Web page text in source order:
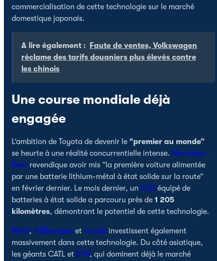
commercialisation de cette technologie sur le marché
domestique japonais.
A lire également :
Faute de ventes, Volkswagen
réclame des tarifs douaniers plus élevés contre
les chinois
Une course mondiale déjà
engagée
L’ambition de Toyota de devenir le “premier au monde”
se heurte à une réalité concurrentielle intense. Mercedes-
Benz revendique avoir mis “la première voiture alimentée
par une batterie lithium-métal à état solide sur la route”
en février dernier. Le mois dernier, un EQS équipé de
batteries à état solide a parcouru près de 1 205
kilomètres, démontrant le potentiel de cette technologie.
BMW, Volkswagen et Honda investissent également
massivement dans cette technologie. Du côté asiatique,
les géants CATL et BYD, qui dominent déjà le marché